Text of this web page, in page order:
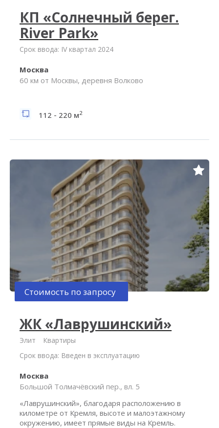
КП «Солнечный берег.
River Park»
Срок ввода: IV квартал 2024
Москва
60 км от Москвы, деревня Волково
112 - 220 м2
Стоимость по запросу
ЖК «Лаврушинский»
Элит
Квартиры
Срок ввода: Введен в эксплуатацию
Москва
Большой Толмачёвский пер., вл. 5
«Лаврушинский», благодаря расположению в
километре от Кремля, высоте и малоэтажному
окружению, имеет прямые виды на Кремль.